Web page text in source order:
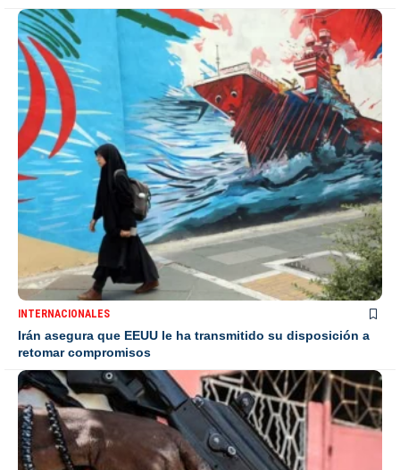
INTERNACIONALES
Irán asegura que EEUU le ha transmitido su disposición a
retomar compromisos